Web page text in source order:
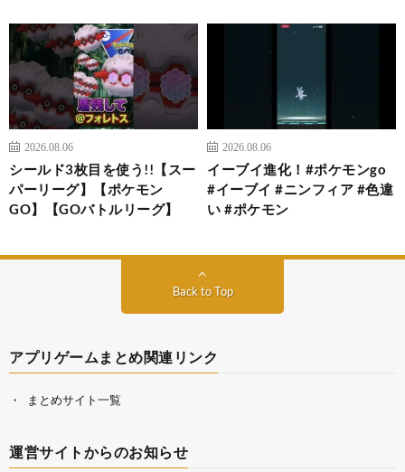
2026.08.06
シールド3枚目を使う!!【スー
パーリーグ】【ポケモン
GO】【GOバトルリーグ】
2026.08.06
イーブイ進化！#ポケモンgo
#イーブイ #ニンフィア #色違
い #ポケモン
Back to Top
アプリゲームまとめ関連リンク
まとめサイト一覧
運営サイトからのお知らせ